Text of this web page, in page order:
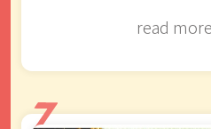
read more